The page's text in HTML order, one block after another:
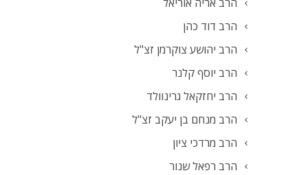
הרב דוד כהן
הרב יהושע צוקרמן זצ"ל
הרב יוסף קלנר
הרב יחזקאל גרינוולד
הרב מנחם בן יעקב זצ"ל
הרב מרדכי ציון
הרב רפאל שנור